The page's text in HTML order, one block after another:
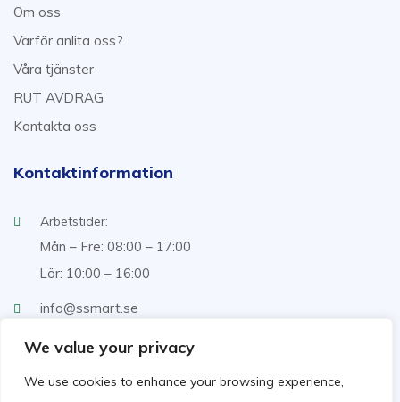
We value your privacy
We use cookies to enhance your browsing experience,
Om oss
Varför anlita oss?
Våra tjänster
RUT AVDRAG
Kontakta oss
Kontaktinformation
Arbetstider:
Mån – Fre: 08:00 – 17:00
Lör: 10:00 – 16:00
info@ssmart.se
+46707322222